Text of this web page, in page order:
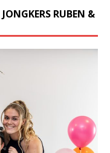
RUBEN &